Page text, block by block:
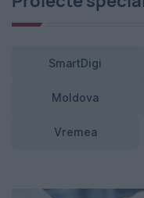
SmartDigi
Moldova
Vremea